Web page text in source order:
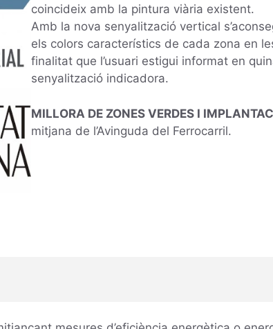
coincideix amb la pintura viària existent.
Amb la nova senyalització vertical
els colors característics de cada zona en
finalitat que l’usuari estigui informat en
senyalització indicadora.
MILLORA DE ZONES VERDES I
mitjana de l’Avinguda del Ferrocarril.